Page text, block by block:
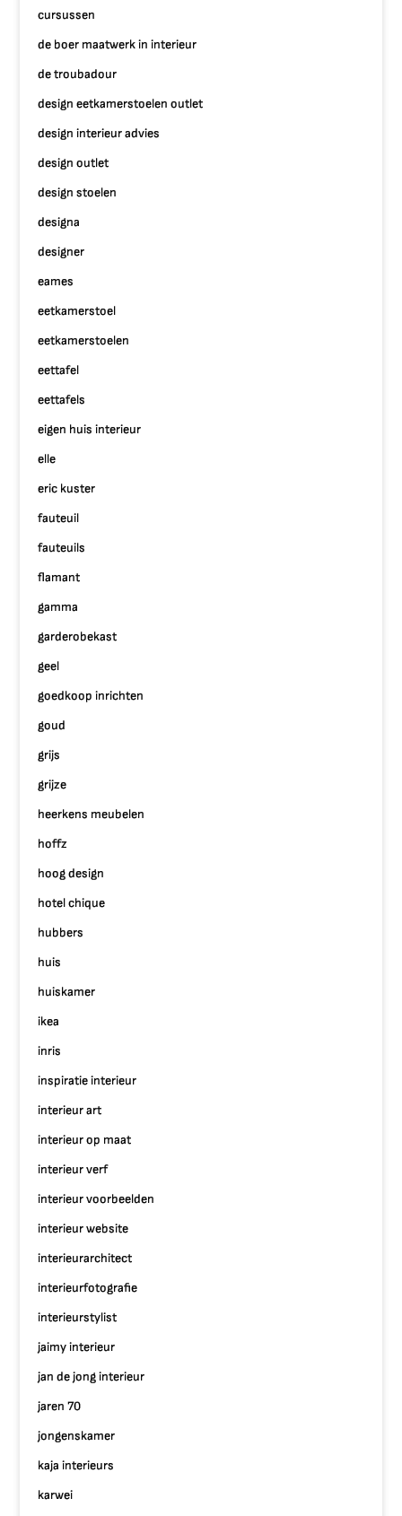
cursussen
de boer maatwerk in interieur
de troubadour
design eetkamerstoelen outlet
design interieur advies
design outlet
design stoelen
designa
designer
eames
eetkamerstoel
eetkamerstoelen
eettafel
eettafels
eigen huis interieur
elle
eric kuster
fauteuil
fauteuils
flamant
gamma
garderobekast
geel
goedkoop inrichten
goud
grijs
grijze
heerkens meubelen
hoffz
hoog design
hotel chique
hubbers
huis
huiskamer
ikea
inris
inspiratie interieur
interieur art
interieur op maat
interieur verf
interieur voorbeelden
interieur website
interieurarchitect
interieurfotografie
interieurstylist
jaimy interieur
jan de jong interieur
jaren 70
jongenskamer
kaja interieurs
karwei